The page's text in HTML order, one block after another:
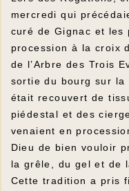
mercredi qui
curé de Gignac et les
procession à la croix
de l’Arbre des Trois
sortie du bourg sur la
était recouvert de
piédestal et des
venaient en
Dieu de bien vouloir
la grêle, du gel et de
Cette tradition a pris